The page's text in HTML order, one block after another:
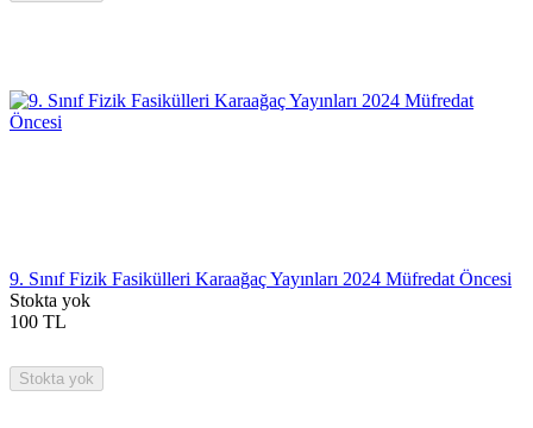
9. Sınıf Fizik Fasikülleri Karaağaç Yayınları 2024 Müfredat Öncesi
Stokta yok
100 TL
Stokta yok